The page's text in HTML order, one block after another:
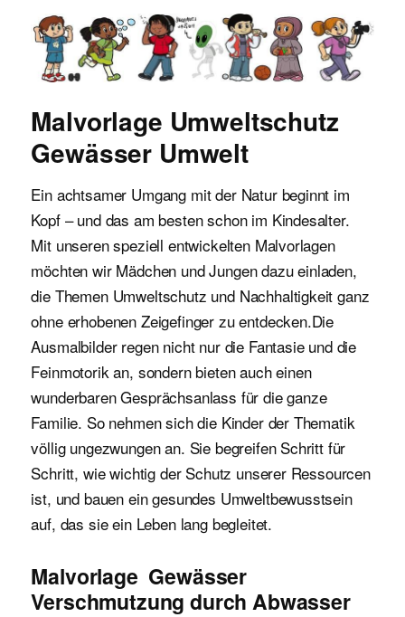
Malvorlagen für Kinder
Malvorlage Umweltschutz
Gewässer Umwelt
Ein achtsamer Umgang mit der Natur beginnt im
Kopf – und das am besten schon im Kindesalter.
Mit unseren speziell entwickelten Malvorlagen
möchten wir Mädchen und Jungen dazu einladen,
die Themen Umweltschutz und Nachhaltigkeit ganz
ohne erhobenen Zeigefinger zu entdecken.Die
Ausmalbilder regen nicht nur die Fantasie und die
Feinmotorik an, sondern bieten auch einen
wunderbaren Gesprächsanlass für die ganze
Familie. So nehmen sich die Kinder der Thematik
völlig ungezwungen an. Sie begreifen Schritt für
Schritt, wie wichtig der Schutz unserer Ressourcen
ist, und bauen ein gesundes Umweltbewusstsein
auf, das sie ein Leben lang begleitet.
Malvorlage Gewässer
Verschmutzung durch Abwasser